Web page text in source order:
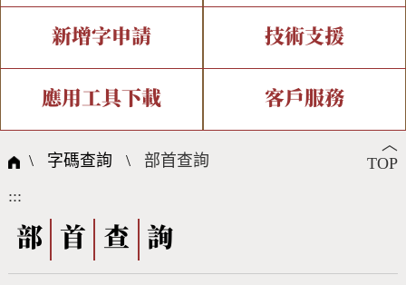
全字庫介紹 全字庫現況
中文碼介紹 專有名詞介紹
國際字碼相關組織
IDS查詢 部件查詢
複合查詢 注音查詢
筆畫查詢
筆順序查詢
新增字申請
新字申請處理流程
技術支援
字形即時顯示 造字解決方案
全字庫授權 轉碼Web Service
應用工具下載
個人電腦造字處理工具
字形下載
客戶服務
問題集
熱門查詢統計
︿
TOP
\ 字碼查詢 \ 部首查詢
:::
部 首 查 詢